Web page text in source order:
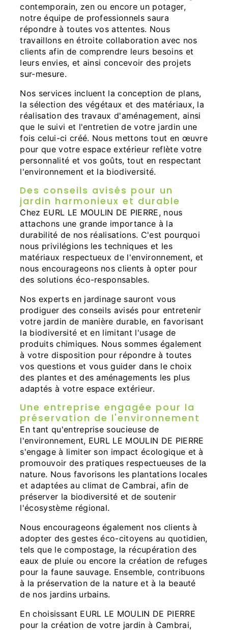
contemporain, zen ou encore un potager,
notre équipe de professionnels saura
répondre à toutes vos attentes. Nous
travaillons en étroite collaboration avec nos
clients afin de comprendre leurs besoins et
leurs envies, et ainsi concevoir des projets
sur-mesure.
Nos services incluent la conception de plans,
la sélection des végétaux et des matériaux, la
réalisation des travaux d'aménagement, ainsi
que le suivi et l'entretien de votre jardin une
fois celui-ci créé. Nous mettons tout en œuvre
pour que votre espace extérieur reflète votre
personnalité et vos goûts, tout en respectant
l'environnement et la biodiversité.
Des conseils avisés pour un
jardin harmonieux et durable
Chez EURL LE MOULIN DE PIERRE, nous
attachons une grande importance à la
durabilité de nos réalisations. C'est pourquoi
nous privilégions les techniques et les
matériaux respectueux de l'environnement, et
nous encourageons nos clients à opter pour
des solutions éco-responsables.
Nos experts en jardinage sauront vous
prodiguer des conseils avisés pour entretenir
votre jardin de manière durable, en favorisant
la biodiversité et en limitant l'usage de
produits chimiques. Nous sommes également
à votre disposition pour répondre à toutes
vos questions et vous guider dans le choix
des plantes et des aménagements les plus
adaptés à votre espace extérieur.
Une entreprise engagée pour la
préservation de l'environnement
En tant qu'entreprise soucieuse de
l'environnement, EURL LE MOULIN DE PIERRE
s'engage à limiter son impact écologique et à
promouvoir des pratiques respectueuses de la
nature. Nous favorisons les plantations locales
et adaptées au climat de Cambrai, afin de
préserver la biodiversité et de soutenir
l'écosystème régional.
Nous encourageons également nos clients à
adopter des gestes éco-citoyens au quotidien,
tels que le compostage, la récupération des
eaux de pluie ou encore la création de refuges
pour la faune sauvage. Ensemble, contribuons
à la préservation de la nature et à la beauté
de nos jardins urbains.
En choisissant EURL LE MOULIN DE PIERRE
pour la création de votre jardin à Cambrai,